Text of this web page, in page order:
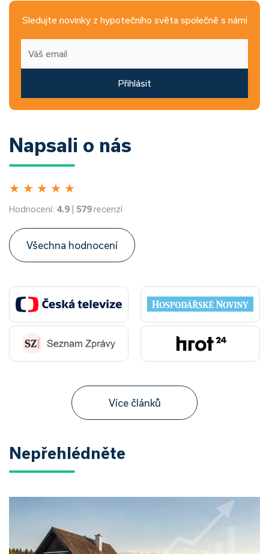
Sledujte novinky z hypotečního světa společně s námi
Přihlásit
Napsali o nás
★ ★ ★ ★ ★
Hodnocení: 4.9 | 579recenzí
Všechna hodnocení
Více článků
Nepřehlédněte